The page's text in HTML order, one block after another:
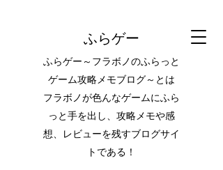
ふらゲー
ふらゲー～フラボノのふらっと
ゲーム攻略メモブログ～とは
フラボノが色んなゲームにふら
っと手を出し、攻略メモや感
想、レビューを残すブログサイ
トである！